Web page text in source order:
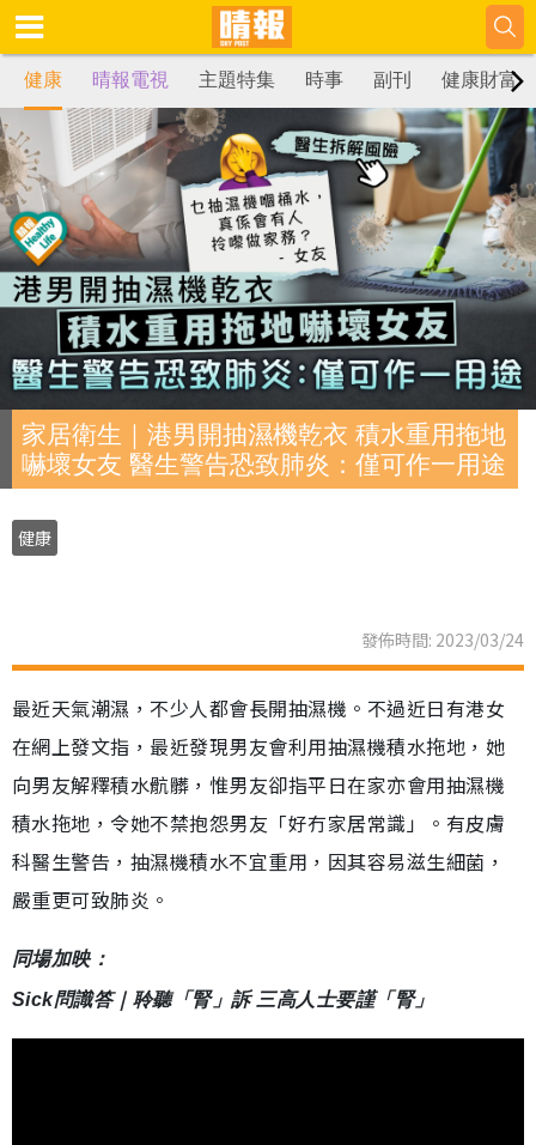
健康 晴報電視 主題特集 時事 副刊 健康財富
家居衛生｜港男開抽濕機乾衣 積水重用拖地
嚇壞女友 醫生警告恐致肺炎：僅可作一用途
健康
發佈時間: 2023/03/24
最近天氣潮濕，不少人都會長開抽濕機。不過近日有港女
在網上發文指，最近發現男友會利用抽濕機積水拖地，她
向男友解釋積水骯髒，惟男友卻指平日在家亦會用抽濕機
積水拖地，令她不禁抱怨男友「好冇家居常識」。有皮膚
科醫生警告，抽濕機積水不宜重用，因其容易滋生細菌，
嚴重更可致肺炎。
同場加映：
Sick問識答｜聆聽「腎」訴 三高人士要謹「腎」